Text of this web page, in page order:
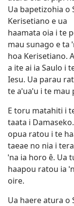
Ua bapetizohia o
Kerisetiano e ua
haamata oia i te
mau sunago e ta
hoa Kerisetiano.
a ite ai ia Saulo i
Iesu. Ua parau
te aˈuaˈu i te mau
E toru matahiti i
taata i
opua ratou i te
taeae no nia i
ˈna ia horo ê. Ua
haapou ratou ia
oire.
Ua haere atura o